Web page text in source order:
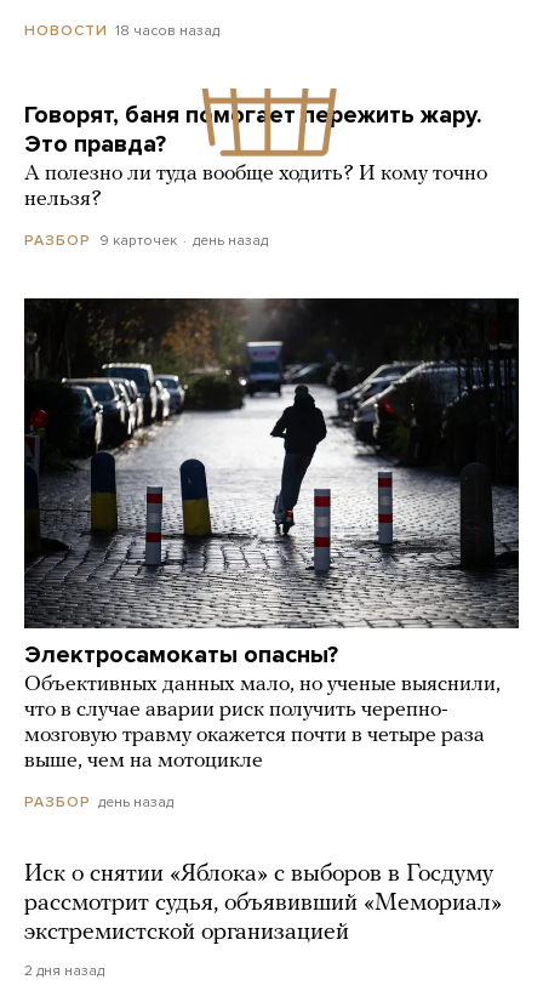
НОВОСТИ 18 часов назад
Говорят, баня помогает пережить жару.
Это правда?
А полезно ли туда вообще ходить? И кому точно
нельзя?
РАЗБОР 9 карточек день назад
Электросамокаты опасны?
Объективных данных мало, но ученые выяснили,
что в случае аварии риск получить черепно-
мозговую травму окажется почти в четыре раза
выше, чем на мотоцикле
РАЗБОР день назад
Иск о снятии «Яблока» с выборов в Госдуму
рассмотрит судья, объявивший «Мемориал»
экстремистской организацией
2 дня назад